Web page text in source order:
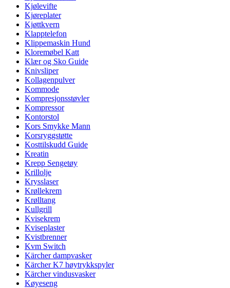
Kjølevifte
Kjøreplater
Kjøttkvern
Klapptelefon
Klippemaskin Hund
Kloremøbel Katt
Klær og Sko Guide
Knivsliper
Kollagenpulver
Kommode
Kompresjonsstøvler
Kompressor
Kontorstol
Kors Smykke Mann
Korsryggstøtte
Kosttilskudd Guide
Kreatin
Krepp Sengetøy
Krillolje
Krysslaser
Krøllekrem
Krølltang
Kullgrill
Kvisekrem
Kviseplaster
Kvistbrenner
Kvm Switch
Kärcher dampvasker
Kärcher K7 høytrykkspyler
Kärcher vindusvasker
Køyeseng